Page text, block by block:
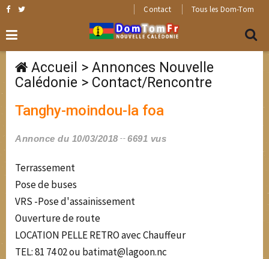
Contact Tous les Dom-Tom
Accueil > Annonces Nouvelle
Calédonie > Contact/Rencontre
Tanghy-moindou-la foa
Annonce du 10/03/2018 6691 vus
Terrassement
Pose de buses
VRS -Pose d'assainissement
Ouverture de route
LOCATION PELLE RETRO avec Chauffeur
TEL: 81 74 02 ou batimat@lagoon.nc